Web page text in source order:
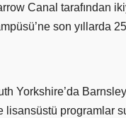
Canal tarafından
son yıllarda
Yorkshire’da
programlar